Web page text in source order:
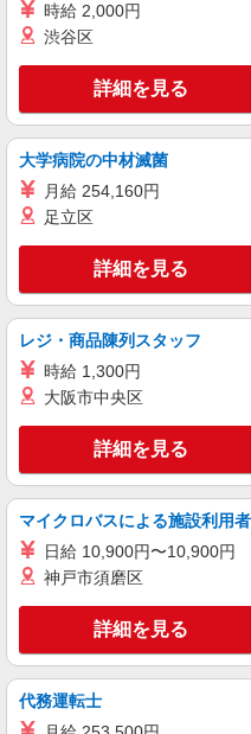
時給 2,000円
渋谷区
詳細を見る
大学病院の中材滅菌
月給 254,160円
足立区
詳細を見る
レジ・商品陳列スタッフ
時給 1,300円
大阪市中央区
詳細を見る
マイクロバスによる施設利用
日給 10,900円〜10,900円
神戸市須磨区
詳細を見る
代務運転士